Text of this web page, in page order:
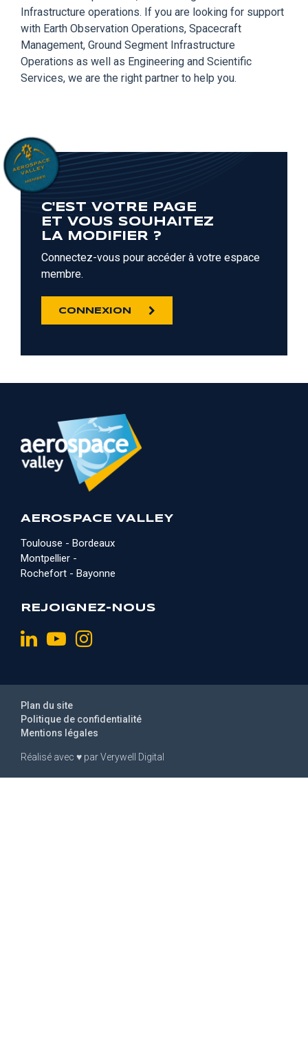
Infrastructure operations. If you are looking for support
with Earth Observation Operations, Spacecraft
Management, Ground Segment Infrastructure
Operations as well as Engineering and Scientific
Services, we are the right partner to help you.
C'EST VOTRE PAGE
ET VOUS SOUHAITEZ
LA MODIFIER ?
Connectez-vous pour accéder à votre espace
membre.
CONNEXION
AEROSPACE VALLEY
Toulouse - Bordeaux
Montpellier -
Rochefort - Bayonne
REJOIGNEZ-NOUS
Réalisé avec ♥ parVerywell Digital
Mentions légales
Politique de confidentialité
Plan du site